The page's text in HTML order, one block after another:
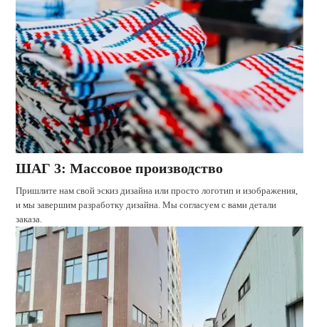
ШАГ 3: Массовое производство
Пришлите нам свой эскиз дизайна или просто логотип и изображения,
и мы завершим разработку дизайна. Мы согласуем с вами детали
заказа.